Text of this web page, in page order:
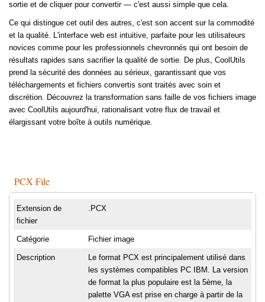
sortie et de cliquer pour convertir — c'est aussi simple que cela.
Ce qui distingue cet outil des autres, c'est son accent sur la commodité
et la qualité. L'interface web est intuitive, parfaite pour les utilisateurs
novices comme pour les professionnels chevronnés qui ont besoin de
résultats rapides sans sacrifier la qualité de sortie. De plus, CoolUtils
prend la sécurité des données au sérieux, garantissant que vos
téléchargements et fichiers convertis sont traités avec soin et
discrétion. Découvrez la transformation sans faille de vos fichiers image
avec CoolUtils aujourd'hui, rationalisant votre flux de travail et
élargissant votre boîte à outils numérique.
PCX File
Extension de
fichier
.PCX
Catégorie Fichier image
Description
Le format PCX est principalement utilisé dans
les systèmes compatibles PC IBM. La version
de format la plus populaire est la 5ème, la
palette VGA est prise en charge à partir de la